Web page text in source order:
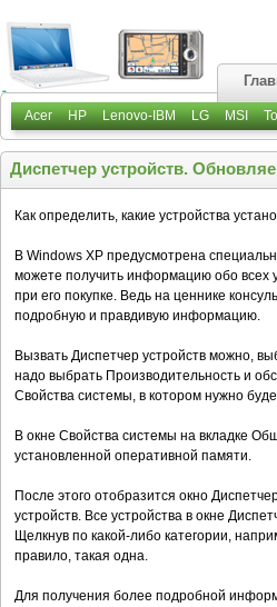
Acer HP Lenovo-IBM LG MSI
Диспетчер устройств.
Как определить, какие устройства
В Windows XP предусмотрена
можете получить информацию обо всех
при его покупке. Ведь на ценнике
подробную и правдивую информацию.
Вызвать Диспетчер устройств можно,
надо выбрать Производительность и
Свойства системы, в котором нужно
В окне Свойства системы на вкладке
установленной оперативной памяти.
После этого отобразится окно
устройств. Все устройства в окне
Щелкнув по какой-либо категории,
правило, такая одна.
Для получения более подробной